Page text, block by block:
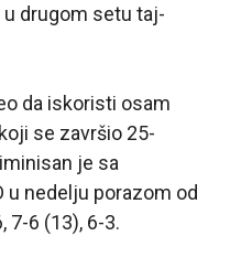
drugom setu taj-
da iskoristi osam
se završio 25-
je sa
u nedelju porazom od
7-6 (13), 6-3.